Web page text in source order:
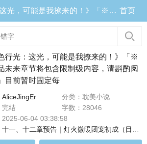
《暮色行光：这光，可能是我撩来的！》「※本作品未来章节将包含限制级内容，请斟酌阅读。」目前暂时固定每 目录 (共14章) 首页
行光：这光，可能是我撩来的！》「※
未来章节将包含限制级内容，请斟酌阅
目前暂时固定每
AliceJingEr
分类：耽美小说
完结
字数：28046
2025-06-04 03:38:58
十一、十二章预告｜灯火微暖团宠初成（目前连载至第十章，#十一、十二章将於下周二早上8点更新！）